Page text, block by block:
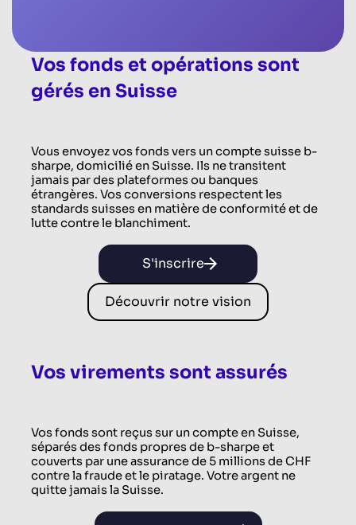
Vos fonds et opérations sont
gérés en Suisse
Vous envoyez vos fonds vers un compte suisse b-
sharpe, domicilié en Suisse. Ils ne transitent
jamais par des plateformes ou banques
étrangères. Vos conversions respectent les
standards suisses en matière de conformité et de
lutte contre le blanchiment.
S'inscrire
Découvrir notre vision
Vos virements sont assurés
Vos fonds sont reçus sur un compte en Suisse,
séparés des fonds propres de b-sharpe et
couverts par une assurance de 5 millions de CHF
contre la fraude et le piratage. Votre argent ne
quitte jamais la Suisse.